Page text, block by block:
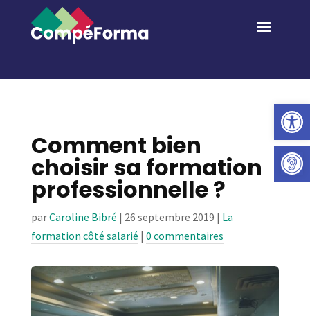
Ouvrir
Comment bien
choisir sa formation
professionnelle ?
parCaroline Bibré | 26 septembre 2019 | La
formation côté salarié | 0 commentaires